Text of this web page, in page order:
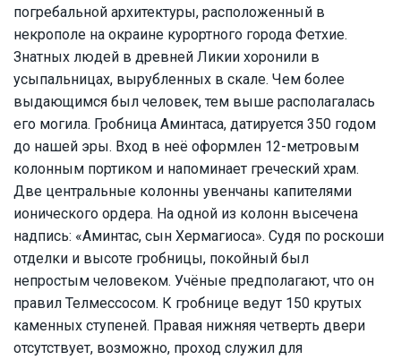
погребальной архитектуры, расположенный в
некрополе на окраине курортного города Фетхие.
Знатных людей в древней Ликии хоронили в
усыпальницах, вырубленных в скале. Чем более
выдающимся был человек, тем выше располагалась
его могила. Гробница Аминтаса, датируется 350 годом
до нашей эры. Вход в неё оформлен 12-метровым
колонным портиком и напоминает греческий храм.
Две центральные колонны увенчаны капителями
ионического ордера. На одной из колонн высечена
надпись: «Аминтас, сын Хермагиоса». Судя по роскоши
отделки и высоте гробницы, покойный был
непростым человеком. Учёные предполагают, что он
правил Телмессосом. К гробнице ведут 150 крутых
каменных ступеней. Правая нижняя четверть двери
отсутствует, возможно, проход служил для